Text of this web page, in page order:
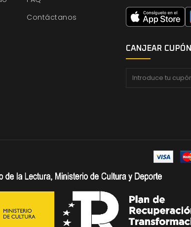
Contáctanos
CANJEAR CUPÓN